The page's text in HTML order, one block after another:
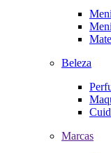
Beleza
Marcas